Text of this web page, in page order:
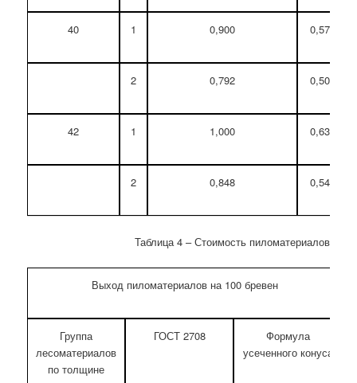
40 1 0,900 0,573
2 0,792 0,505
42 1 1,000 0,637
2 0,848 0,540
Таблица 4 – Стоимость пиломатериалов
Выход пиломатериалов на 100 бревен
Группа
лесоматериалов
по толщине
ГОСТ 2708
Формула
усеченного конуса